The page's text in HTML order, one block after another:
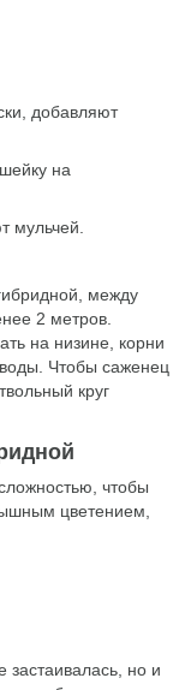
добавляют
на
мульчей.
между
2 метров.
на низине, корни
воды. Чтобы саженец
круг
чтобы
цветением,
застаивалась, но и